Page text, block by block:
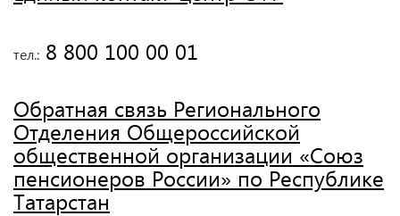
тел.: 8 800 100 00 01
Обратная связь Регионального
Отделения Общероссийской
общественной организации «Союз
пенсионеров России» по Республике
Татарстан